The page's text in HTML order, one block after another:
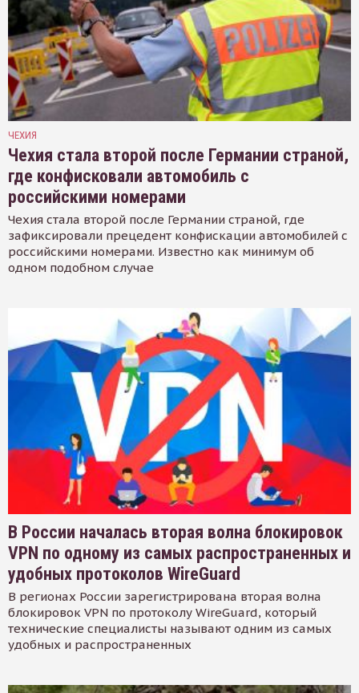
ЧЕХИЯ
Чехия стала второй после Германии страной,
где конфисковали автомобиль с
российскими номерами
Чехия стала второй после Германии страной, где
зафиксировали прецедент конфискации автомобилей с
российскими номерами. Известно как минимум об
одном подобном случае
В России началась вторая волна блокировок
VPN по одному из самых распространенных и
удобных протоколов WireGuard
В регионах России зарегистрирована вторая волна
блокировок VPN по протоколу WireGuard, который
технические специалисты называют одним из самых
удобных и распространенных